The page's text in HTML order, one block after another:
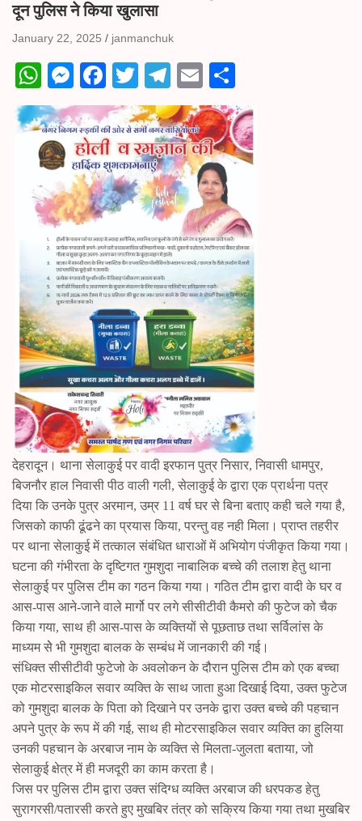
दून पुलिस ने किया खुलासा
January 22, 2025 janmanchuk
W
ha
ts
A
pp
M
es
se
ng
er
Fa
ce
bo
ok
T
wi
tte
r
Te
le
gr
a
m
E
m
ail
ha
re
देहरादून। थाना सेलाकुई पर वादी इरफान पुत्र निसार, निवासी धामपुर,
बिजनौर हाल निवासी पीठ वाली गली, सेलाकुई के द्वारा एक प्रार्थना पत्र
दिया कि उनके पुत्र अरमान, उम्र 11 वर्ष घर से बिना बताए कही चले गया है,
जिसको काफी ढूंढने का प्रयास किया, परन्तु वह नही मिला। प्राप्त तहरीर
पर थाना सेलाकुई में तत्काल संबंधित धाराओं में अभियोग पंजीकृत किया गया।
घटना की गंभीरता के दृष्टिगत गुमशुदा नाबालिक बच्चे की तलाश हेतु थाना
सेलाकुई पर पुलिस टीम का गठन किया गया। गठित टीम द्वारा वादी के घर व
आस-पास आने-जाने वाले मार्गो पर लगे सीसीटीवी कैमरो की फुटेज को चैक
किया गया, साथ ही आस-पास के व्यक्तियों से पूछताछ तथा सर्विलांस के
माध्यम सेे भी गुमशुदा बालक के सम्बंध में जानकारी की गई।
संधिक्त सीसीटीवी फुटेजो के अवलोकन के दौरान पुलिस टीम को एक बच्चा
एक मोटरसाइकिल सवार व्यक्ति के साथ जाता हुआ दिखाई दिया, उक्त फुटेज
को गुमशुदा बालक के पिता को दिखाने पर उनके द्वारा उक्त बच्चे की पहचान
अपने पुत्र के रूप में की गई, साथ ही मोटरसाइकिल सवार व्यक्ति का हुलिया
उनकी पहचान के अरबाज नाम के व्यक्ति से मिलता-जुलता बताया, जो
सेलाकुई क्षेत्र में ही मजदूरी का काम करता है।
जिस पर पुलिस टीम द्वारा उक्त संदिग्ध व्यक्ति अरबाज की धरपकड हेतु
सुरागरसी/पतारसी करते हुए मुखबिर तंत्र को सक्रिय किया गया तथा मुखबिर